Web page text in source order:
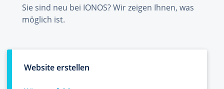
Sie sind neu bei IONOS? Wir zeigen Ihnen, was
möglich ist.
Website erstellen